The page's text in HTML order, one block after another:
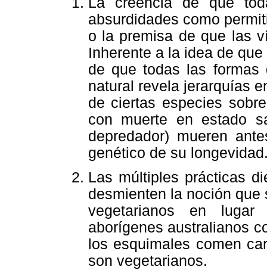
absurdidades como
o la premisa de que las
Inherente a la idea de
de que todas las
natural revela jerarquías
de ciertas especies
con muerte en estado
depredador) mueren
genético de su
Las múltiples prácticas
desmienten la noción
vegetarianos en
aborígenes australianos
los esquimales comen
son vegetarianos.